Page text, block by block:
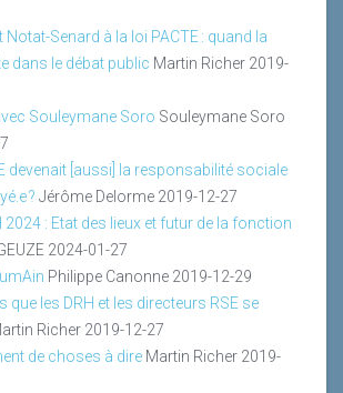
Notat-Senard à la loi PACTE : quand la
dans le débat public Martin Richer 2019-
Souleymane Soro Souleymane Soro
devenait [aussi] la responsabilité sociale
? Jérôme Delorme 2019-12-27
2024 : Etat des lieux et futur de la fonction
2024-01-27
Philippe Canonne 2019-12-29
que les DRH et les directeurs RSE se
Richer 2019-12-27
de choses à dire Martin Richer 2019-